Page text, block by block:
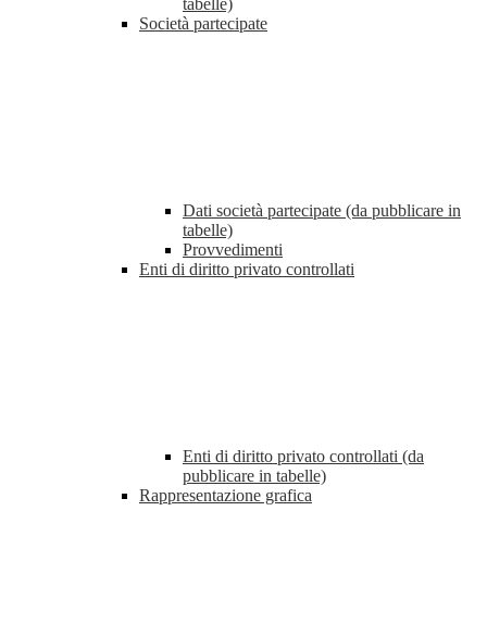
tabelle)
Società partecipate
Dati società partecipate (da pubblicare in
tabelle)
Provvedimenti
Enti di diritto privato controllati
Enti di diritto privato controllati (da
pubblicare in tabelle)
Rappresentazione grafica